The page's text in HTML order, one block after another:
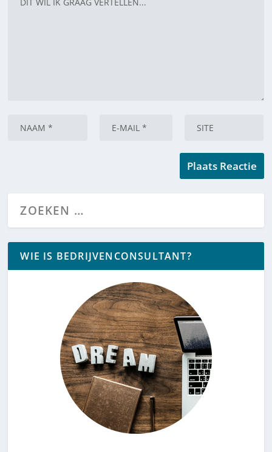
WIE IS BEDRIJVENCONSULTANT?